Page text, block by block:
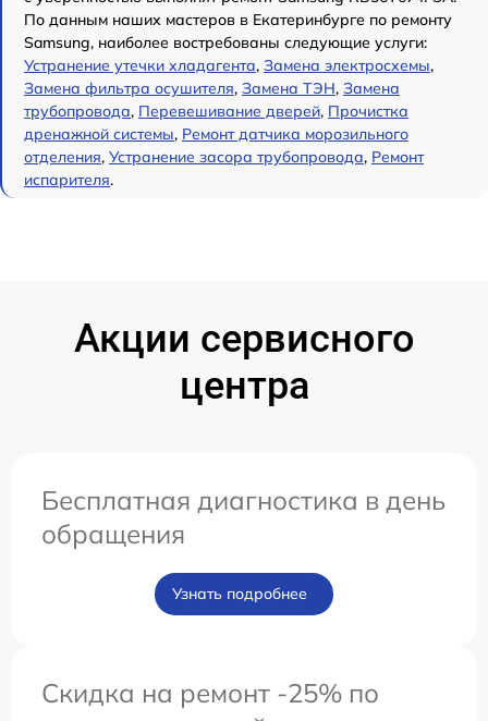
По данным наших мастеров в Екатеринбурге по ремонту
Samsung, наиболее востребованы следующие услуги:
Устранение утечки хладагента, Замена электросхемы,
Замена фильтра осушителя, Замена ТЭН, Замена
трубопровода, Перевешивание дверей, Прочистка
дренажной системы, Ремонт датчика морозильного
отделения, Устранение засора трубопровода, Ремонт
испарителя.
Акции сервисного
центра
Бесплатная диагностика в день
обращения
Узнать подробнее
Скидка на ремонт -25% по